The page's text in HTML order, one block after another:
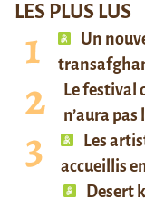
LES PLUS LUS
Un
Le festival
n’aura
Les
accueillis
Desert